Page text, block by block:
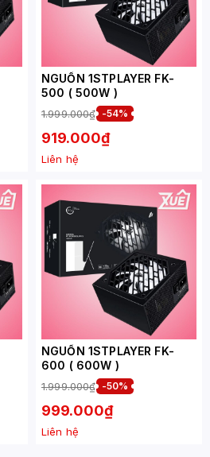
NGUỒN 1STPLAYER FK-
500 ( 500W )
1.999.000₫ -54%
919.000₫
Liên hệ
NGUỒN 1STPLAYER FK-
600 ( 600W )
1.999.000₫ -50%
999.000₫
Liên hệ